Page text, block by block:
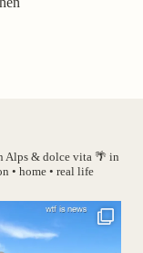
Alps & dolce vita🌴 in
• home • real life